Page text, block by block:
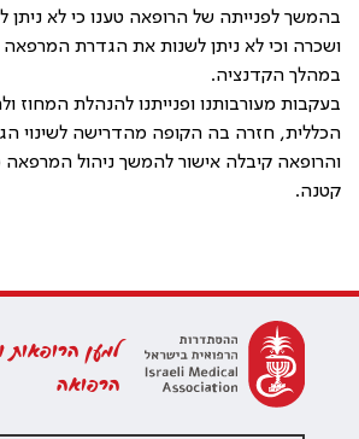
בהמשך לפנייתה של הרופאה טענו כי לא ניתן
ושכרה וכי לא ניתן לשנות את הגדרת
במהלך הקדנציה.
בעקבות מעורבותנו ופנייתנו להנהלת המחוז
הכללית, חזרה בה הקופה מהדרישה לשינוי
והרופאה קיבלה אישור להמשך ניהול
קטנה.
למען הרופאות
הרפואה